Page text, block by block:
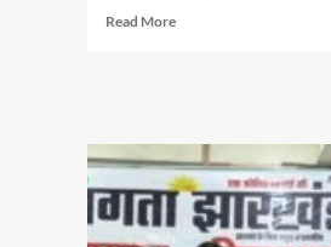
Read MoreRead
मनाया
गया
मातृ
दिवस